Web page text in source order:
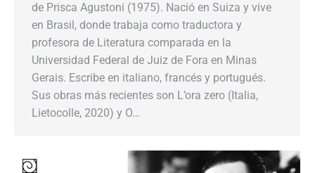
de Prisca Agustoni (1975). Nació en Suiza y vive
en Brasil, donde trabaja como traductora y
profesora de Literatura comparada en la
Universidad Federal de Juiz de Fora en Minas
Gerais. Escribe en italiano, francés y portugués.
Sus obras más recientes son L’ora zero (Italia,
Lietocolle, 2020) y O…